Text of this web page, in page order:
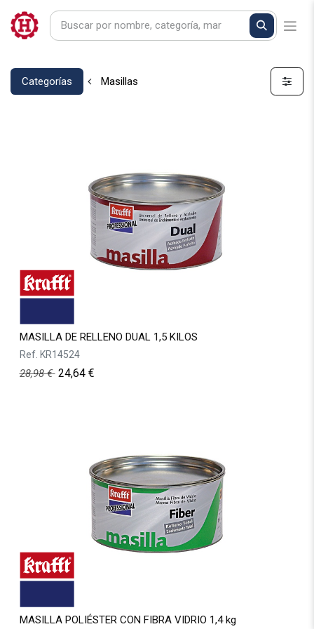
Categorías Masillas
MASILLA DE RELLENO DUAL 1,5 KILOS
Ref. KR14524
28,98€ 24,64€
MASILLA POLIÉSTER CON FIBRA VIDRIO 1,4 kg